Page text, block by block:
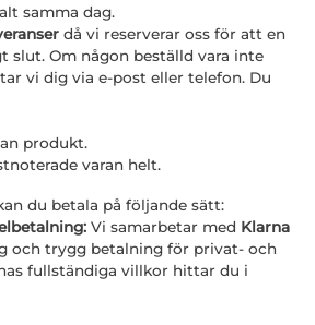
samma dag.
då vi reserverar oss för att en
slut. Om någon beställd vara inte
vi dig via e-post eller telefon. Du
produkt.
varan helt.
du betala på följande sätt:
Vi samarbetar med Klarna
och trygg betalning för privat- och
fullständiga villkor hittar du i